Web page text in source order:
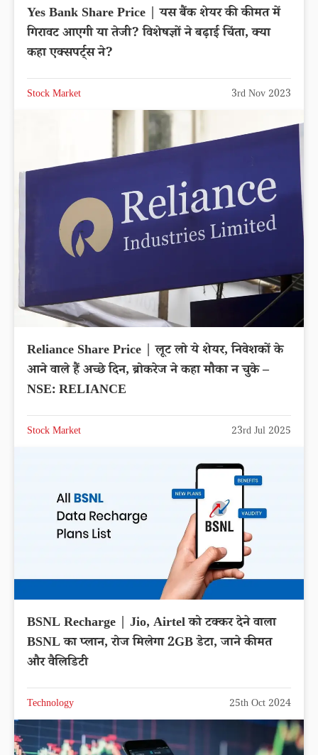
Yes Bank Share Price | यस बैंक शेयर की कीमत में
गिरावट आएगी या तेजी? विशेषज्ञों ने बढ़ाई चिंता, क्या
कहा एक्सपर्ट्स ने?
Stock Market 3rd Nov 2023
Reliance Share Price | लूट लो ये शेयर, निवेशकों के
आने वाले हैं अच्छे दिन, ब्रोकरेज ने कहा मौका न चुके –
NSE: RELIANCE
Stock Market 23rd Jul 2025
BSNL Recharge | Jio, Airtel को टक्कर देने वाला
BSNL का प्लान, रोज मिलेगा 2GB डेटा, जाने कीमत
और वैलिडिटी
Technology 25th Oct 2024